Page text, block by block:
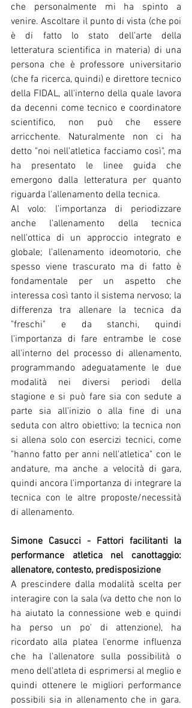
che personalmente mi ha spinto a
venire. Ascoltare il punto di vista (che poi
è di fatto lo stato dell'arte della
letteratura scientifica in materia) di una
persona che è professore universitario
(che fa ricerca, quindi) e direttore tecnico
della FIDAL, all'interno della quale lavora
da decenni come tecnico e coordinatore
scientifico, non può che essere
arricchente. Naturalmente non ci ha
detto "noi nell'atletica facciamo così", ma
ha presentato le linee guida che
emergono dalla letteratura per quanto
riguarda l'allenamento della tecnica.
Al volo: l'importanza di periodizzare
anche l'allenamento della tecnica
nell'ottica di un approccio integrato e
globale; l'allenamento ideomotorio, che
spesso viene trascurato ma di fatto è
fondamentale per un aspetto che
interessa così tanto il sistema nervoso; la
differenza tra allenare la tecnica da
"freschi" e da stanchi, quindi
l'importanza di fare entrambe le cose
all'interno del processo di allenamento,
programmando adeguatamente le due
modalità nei diversi periodi della
stagione e si può fare sia con sedute a
parte sia all'inizio o alla fine di una
seduta con altro obiettivo; la tecnica non
si allena solo con esercizi tecnici, come
"hanno fatto per anni nell'atletica" con le
andature, ma anche a velocità di gara,
quindi ancora l'importanza di integrare la
tecnica con le altre proposte/necessità
di allenamento.
Simone Casucci - Fattori facilitanti la
performance atletica nel canottaggio:
allenatore, contesto, predisposizione
A prescindere dalla modalità scelta per
interagire con la sala (va detto che non lo
ha aiutato la connessione web e quindi
ha perso un po' di attenzione), ha
ricordato alla platea l'enorme influenza
che ha l'allenatore sulla possibilità o
meno dell'atleta di esprimersi al meglio e
quindi ottenere le migliori performance
possibili sia in allenamento che in gara.